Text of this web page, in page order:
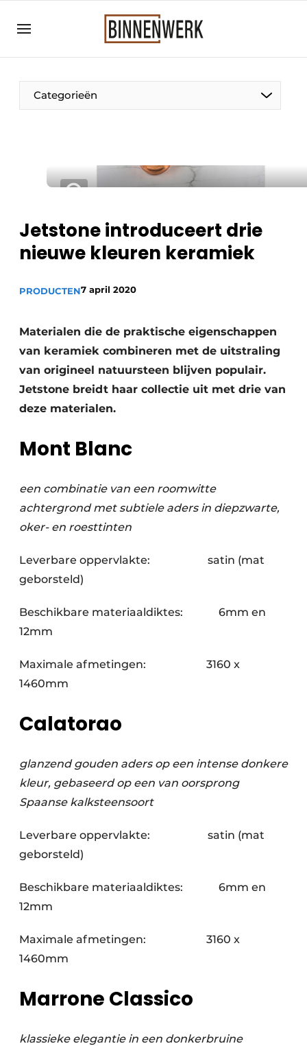
Aanmelden
Bedrijven
Binnenwerk | Hét magazine voor de
Direct contact
Meest gelezen
Nieuwsbrief
Privacy / Cookie statement
Vacatures
Categorieën
Jetstone introduceert drie
nieuwe kleuren keramiek
PRODUCTEN7 april 2020
Materialen die de praktische eigenschappen
van keramiek combineren met de uitstraling
van origineel natuursteen blijven populair.
Jetstone breidt haar collectie uit met drie van
deze materialen.
Mont Blanc
een combinatie van een roomwitte
achtergrond met subtiele aders in diepzwarte,
oker- en roesttinten
Leverbare oppervlakte: satin (mat
geborsteld)
Beschikbare materiaaldiktes: 6mm en
12mm
Maximale afmetingen: 3160 x
1460mm
Calatorao
glanzend gouden aders op een intense donkere
kleur, gebaseerd op een van oorsprong
Spaanse kalksteensoort
Leverbare oppervlakte: satin (mat
geborsteld)
Beschikbare materiaaldiktes: 6mm en
12mm
Maximale afmetingen: 3160 x
1460mm
Marrone Classico
klassieke elegantie in een donkerbruine